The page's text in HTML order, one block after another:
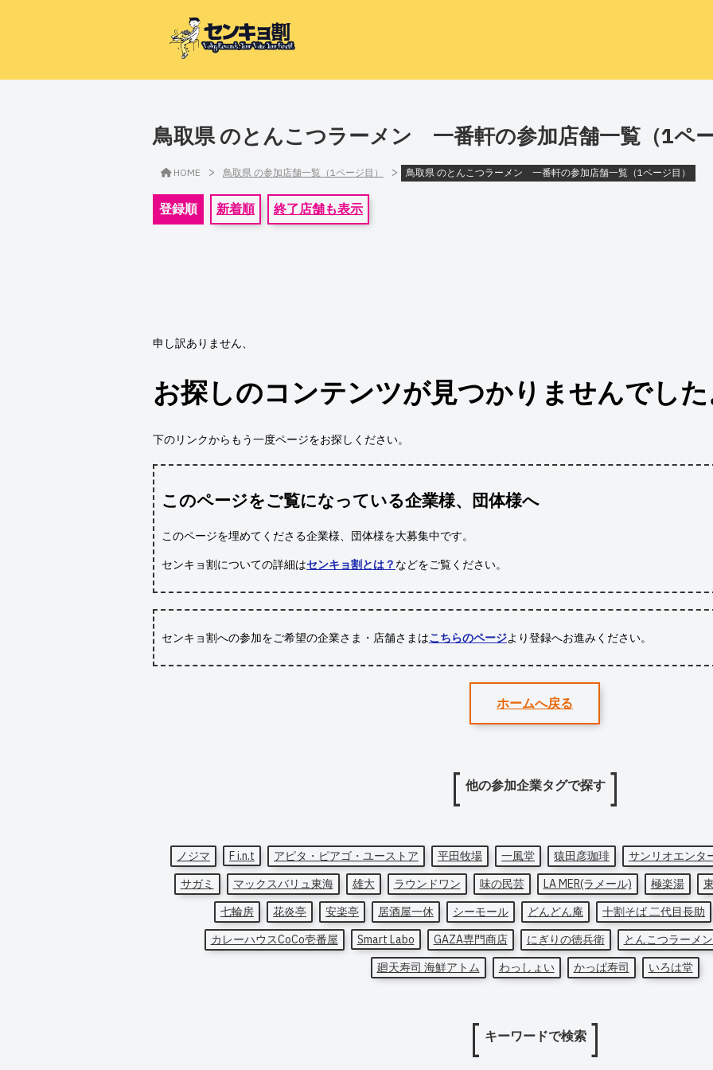
鳥取県 のとんこつラーメン 一番軒の参加店舗一覧（1ペ
HOME > 鳥取県 の参加店舗一覧（1ページ目） > 鳥取県 のとんこつラーメン 一番軒の参加店舗一覧（1ページ目）
登録順 新着順 終了店舗も表示
申し訳ありません、
お探しのコンテンツが見つかりませんでし
下のリンクからもう一度ページをお探しください。
このページをご覧になっている企業様、団体様へ
このページを埋めてくださる企業様、団体様を大募集中です。
センキョ割についての詳細はセンキョ割とは？ などをご覧ください。
センキョ割への参加をご希望の企業さま・店舗さまはこちらのページより登録へお進みください。
ホームへ戻る
他の参加企業タグで探す
ノジマ F i.n.t アピタ・ピアゴ・ユーストア 平田牧場 一風堂 猿田彦珈琲
サンリオエンタ
サガミ
マックスバリュ東海 雄大 ラウンドワン 味の民芸 LA MER(ラメール) 極楽湯
七輪房
花炎亭 安楽亭 居酒屋一休 シーモール どんどん庵
十割そば 二代目長助
カレーハウスCoCo壱番屋
Smart Labo GAZA専門商店 にぎりの徳兵衛
とんこつラーメ
廻天寿司 海鮮アトム
わっしょい かっぱ寿司 いろは堂
キーワードで検索